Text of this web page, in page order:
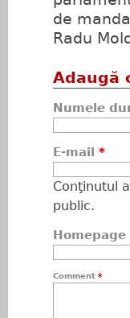
de
Radu
Adaugă
Numele
E-mail *
Conţinutul
public.
Homepage
Comment *